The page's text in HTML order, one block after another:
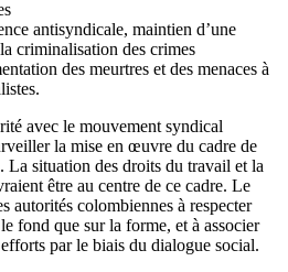
antisyndicale, maintien d’une
criminalisation des crimes
des meurtres et des menaces à
avec le mouvement syndical
la mise en œuvre du cadre de
La situation des droits du travail et la
être au centre de ce cadre. Le
autorités colombiennes à respecter
fond que sur la forme, et à associer
par le biais du dialogue social.